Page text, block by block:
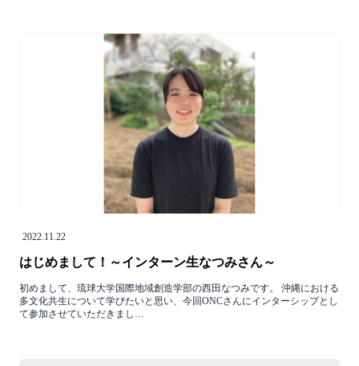
2022.11.22
はじめまして！～インターン生なつみさん～
初めまして、琉球大学国際地域創造学部の西田なつみです。 沖縄における
多文化共生について学びたいと思い、今回ONCさんにインターシップとし
て参加させていただきまし…